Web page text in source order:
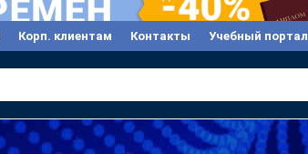
Корп. клиентам Контакты Учебный портал